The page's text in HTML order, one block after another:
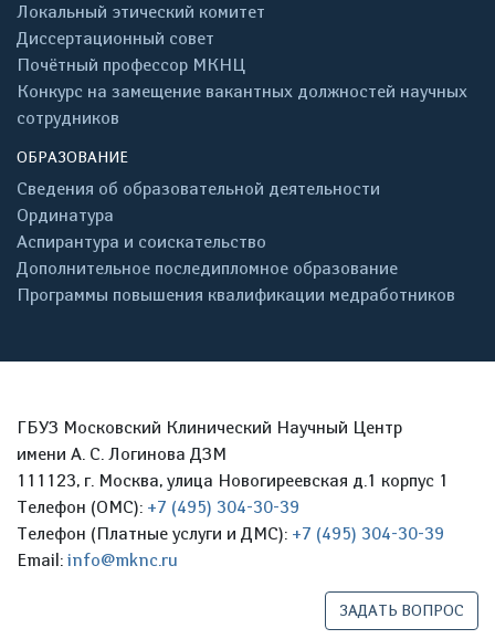
Локальный этический комитет
Диссертационный совет
Почётный профессор МКНЦ
Конкурс на замещение вакантных должностей научных
сотрудников
ОБРАЗОВАНИЕ
Сведения об образовательной деятельности
Ординатура
Аспирантура и соискательство
Дополнительное последипломное образование
Программы повышения квалификации медработников
ГБУЗ Московский Клинический Научный Центр
имени А. С. Логинова ДЗМ
111123, г. Москва, улица Новогиреевская д.1 корпус 1
Телефон (ОМС): +7 (495) 304-30-39
Телефон (Платные услуги и ДМС): +7 (495) 304-30-39
Email: info@mknc.ru
ЗАДАТЬ ВОПРОС